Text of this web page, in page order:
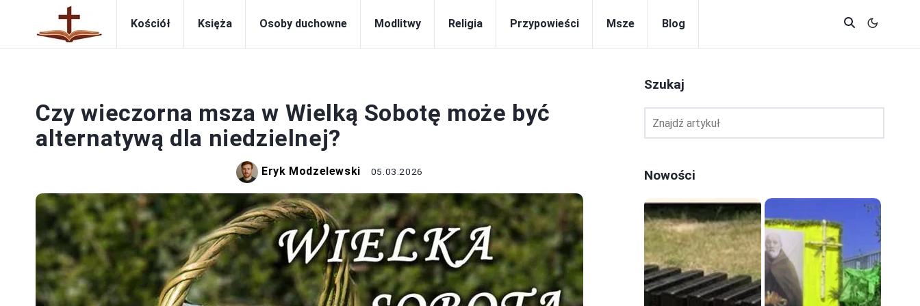
Kościół Księża Osoby duchowne Modlitwy Religia Przypowieści Msze Blog
Czy wieczorna msza w Wielką Sobotę może być
alternatywą dla niedzielnej?
Eryk Modzelewski 05.03.2026
Szukaj
Nowości